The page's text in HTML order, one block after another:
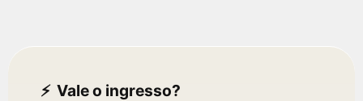
Vale o ingresso?